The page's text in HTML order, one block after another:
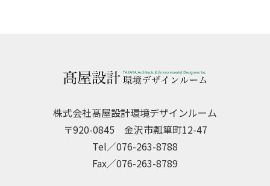
株式会社髙屋設計環境デザインルーム
〒920-0845 金沢市瓢箪町12-47
Tel／076-263-8788
Fax／076-263-8789